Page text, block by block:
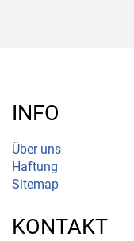
INFO
Über uns
Haftung
Sitemap
KONTAKT